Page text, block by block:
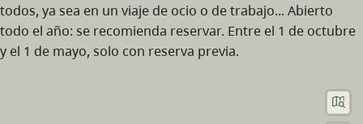
todos, ya sea en un viaje de ocio o de trabajo... Abierto
todo el año: se recomienda reservar. Entre el 1 de octubre
y el 1 de mayo, solo con reserva previa.